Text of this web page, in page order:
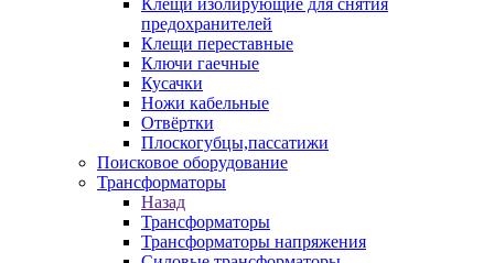
Клещи изолирующие для снятия
предохранителей
Клещи переставные
Ключи гаечные
Кусачки
Ножи кабельные
Отвёртки
Плоскогубцы,пассатижи
Поисковое оборудование
Трансформаторы
Назад
Трансформаторы
Трансформаторы напряжения